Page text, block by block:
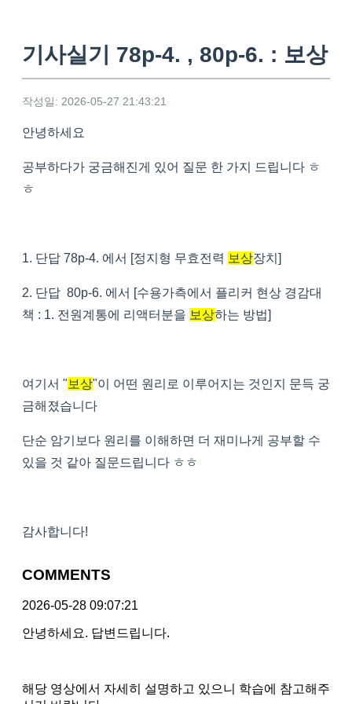
기사실기 78p-4. , 80p-6. : 보상
작성일: 2026-05-27 21:43:21
안녕하세요
공부하다가 궁금해진게 있어 질문 한 가지 드립니다 ㅎ
ㅎ
1. 단답 78p-4. 에서 [정지형 무효전력 보상장치]
2. 단답 80p-6. 에서 [수용가측에서 플리커 현상 경감대
책 : 1. 전원계통에 리액터분을 보상하는 방법]
여기서 " 보상"이 어떤 원리로 이루어지는 것인지 문득 궁
금해졌습니다
단순 암기보다 원리를 이해하면 더 재미나게 공부할 수
있을 것 같아 질문드립니다 ㅎㅎ
감사합니다!
COMMENTS
2026-05-28 09:07:21
안녕하세요. 답변드립니다.
해당 영상에서 자세히 설명하고 있으니 학습에 참고해주